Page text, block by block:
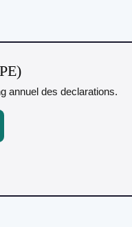
annuel des declarations.